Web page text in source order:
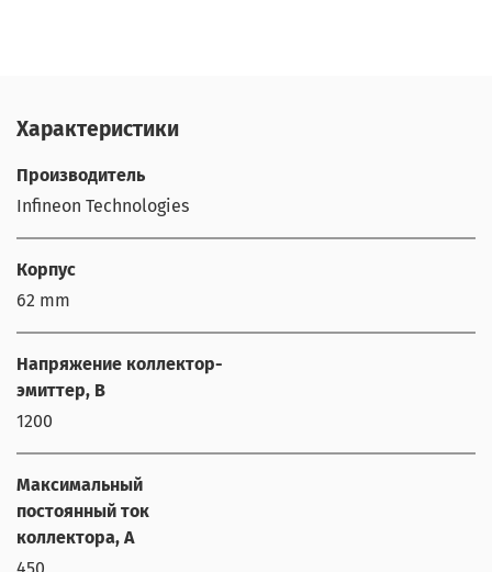
Характеристики
Производитель
Infineon Technologies
Корпус
62 mm
Напряжение коллектор-
эмиттер, В
1200
Максимальный
постоянный ток
коллектора, А